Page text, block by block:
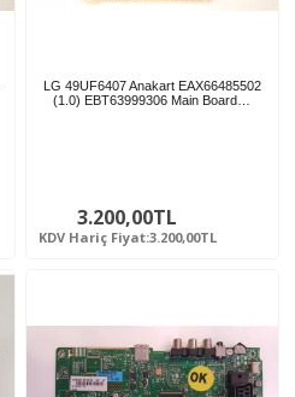
LG 49UF6407 Anakart EAX66485502
(1.0) EBT63999306 Main Board…
3.200,00TL
KDV Hariç Fiyat:3.200,00TL